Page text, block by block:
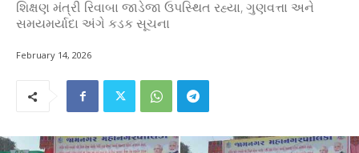
શિક્ષણ મંત્રી રિવાબા જાડેજા ઉપસ્થિત રહ્યા, ગુણવત્તા અને
સમયમર્યાદા અંગે કડક સૂચના
February 14, 2026